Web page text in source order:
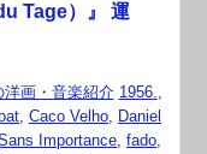
Tage）』 運
洋画・音楽紹介 1956.,
, Caco Velho, Daniel
Importance, fado,